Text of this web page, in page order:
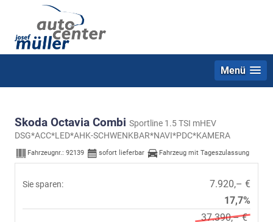
Menü
Skoda Octavia Combi Sportline 1.5 TSI mHEV
DSG*ACC*LED*AHK-SCHWENKBAR*NAVI*PDC*KAMERA
Fahrzeugnr.: 92139 sofort lieferbar Fahrzeug mit Tageszulassung
Sie sparen:
7.920,– €
17,7%
37.390,– €